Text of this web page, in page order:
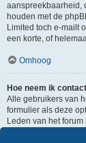
aanspreekbaarheid,
houden met de
Limited toch e-mailt
een korte, of
Omhoog
Hoe neem ik
Alle gebruikers van
formulier als deze
Leden van het